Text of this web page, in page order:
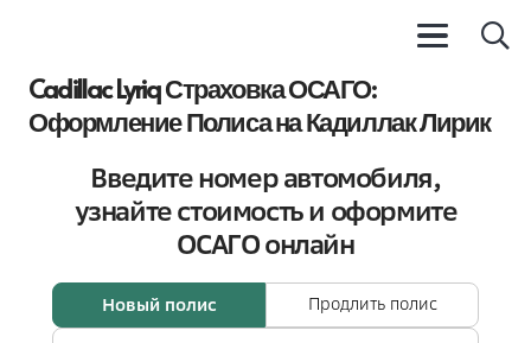
Cadillac Lyriq Страховка ОСАГО:
Оформление Полиса на Кадиллак Лирик